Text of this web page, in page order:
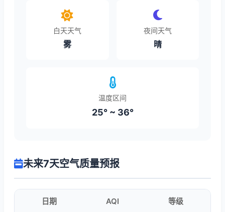
白天天气
雾
夜间天气
晴
温度区间
25° ~ 36°
未来7天空气质量预报
日期 AQI
等级